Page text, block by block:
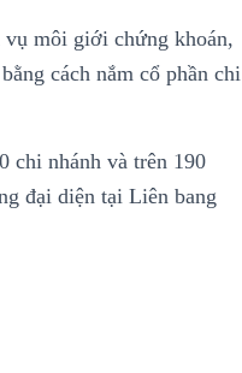
vụ môi giới chứng khoán,
cách nắm cổ phần chi
chi nhánh và trên 190
đại diện tại Liên bang